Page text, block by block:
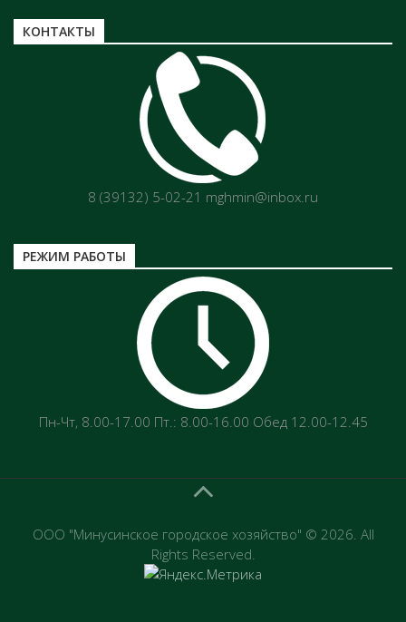
КОНТАКТЫ
8 (39132) 5-02-21 mghmin@inbox.ru
РЕЖИМ РАБОТЫ
Пн-Чт‚ 8.00-17.00 Пт.: 8.00-16.00 Обед 12.00-12.45
ООО "Минусинское городское хозяйство" © 2026. All
Rights Reserved.